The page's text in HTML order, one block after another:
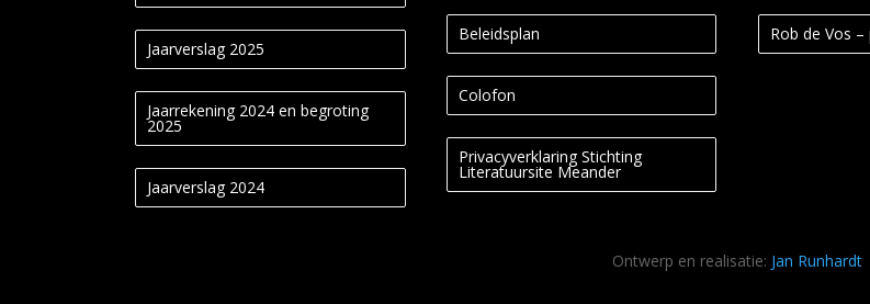
Jaarverslag 2025
Jaarrekening 2024 en begroting
2025
Jaarverslag 2024
Beleidsplan
Colofon
Privacyverklaring Stichting
Literatuursite Meander
Rob de Vos –
Ontwerp en realisatie: Jan Runhardt